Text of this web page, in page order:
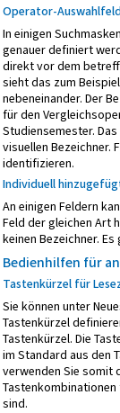
Operator-
In einigen
genauer definiert
direkt vor dem
sieht das zum
nebeneinander. Der
für den
Studiensemester.
visuellen Bezeichner.
identifizieren.
Individuell
An einigen Feldern
Feld der gleichen Art
keinen Bezeichner.
Bedienhilfen für
Tastenkürzel für
Sie können unter
Tastenkürzel
Tastenkürzel. Die
im Standard aus den
verwenden Sie somit
sind.